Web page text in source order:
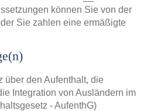
können Sie von der
Sie zahlen eine ermäßigte
über den Aufenthalt, die
Integration von Ausländern im
- AufenthG)